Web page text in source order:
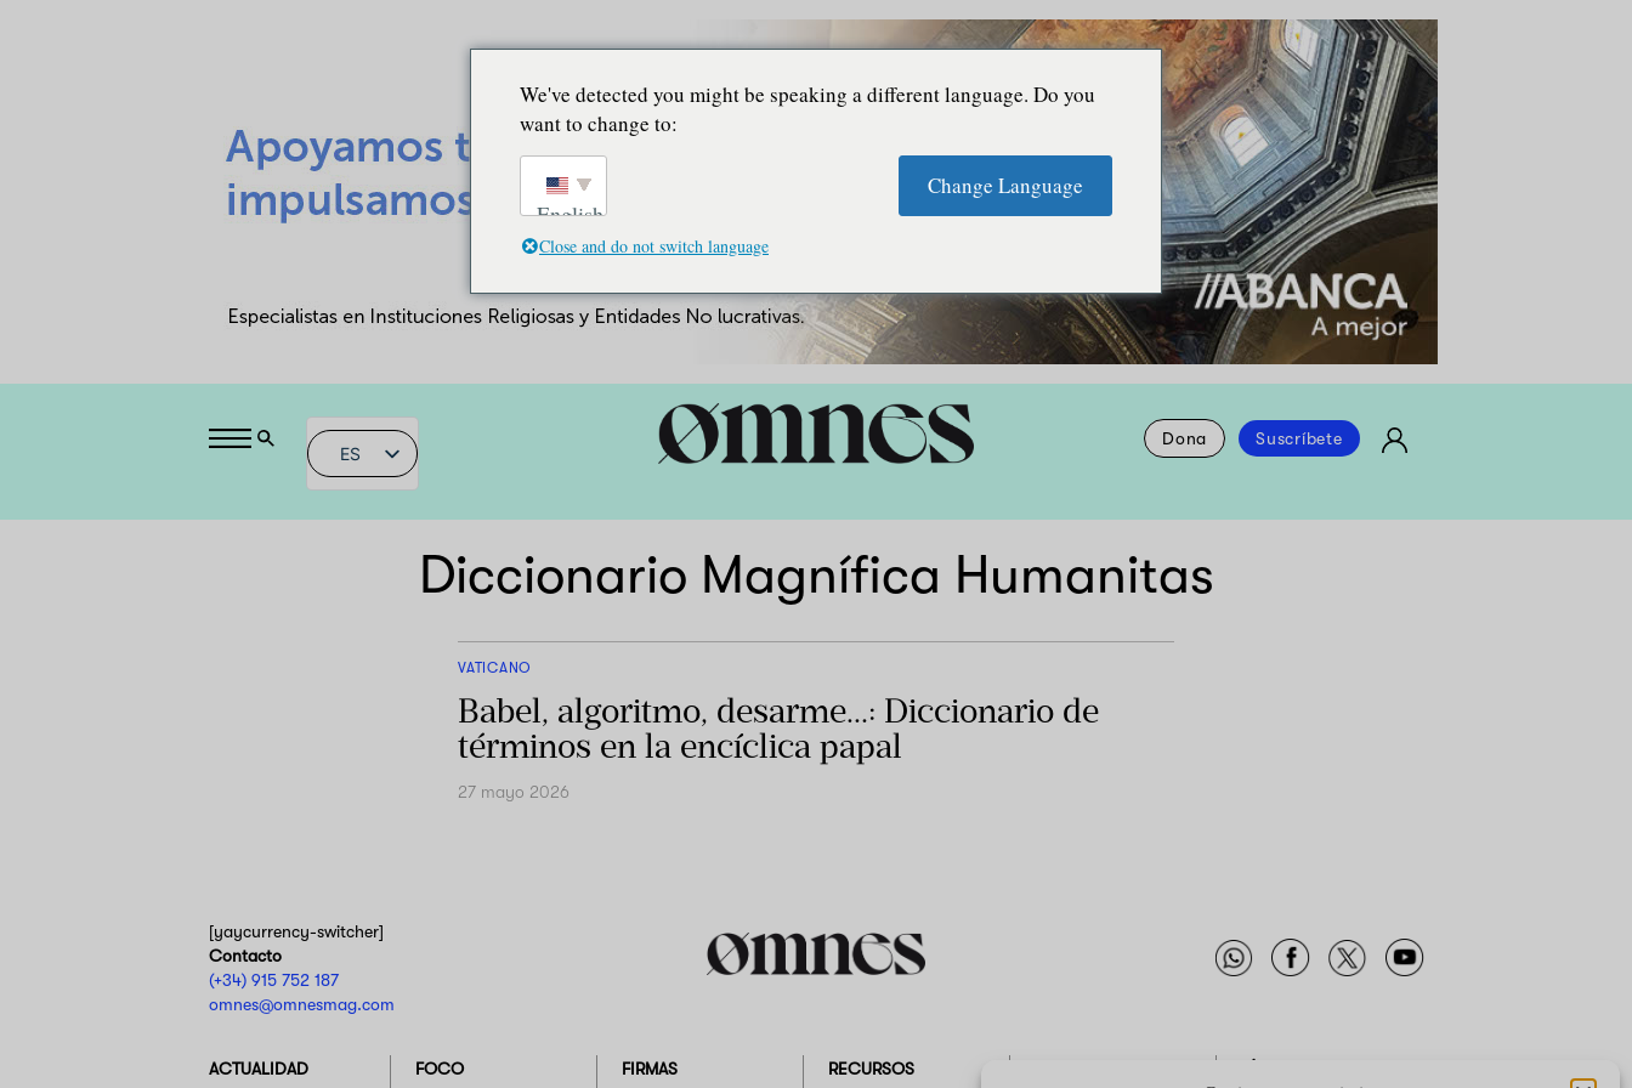
ES
Dona Suscríbete
Diccionario Magnífica Humanitas
VATICANO
Babel, algoritmo, desarme…: Diccionario de
términos en la encíclica papal
27 mayo 2026
[yaycurrency-switcher]
Contacto
(+34) 915 752 187
omnes@omnesmag.com
ACTUALIDAD FOCO FIRMAS RECURSOS
We've detected you might be speaking a different language. Do you
want to change to:
English
Change Language
Close and do not switch language